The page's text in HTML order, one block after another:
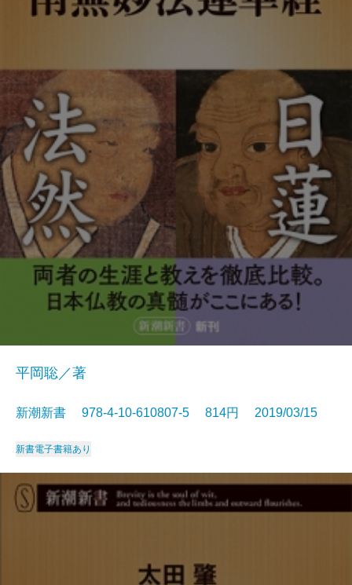
平岡聡／著
新潮新書 978-4-10-610807-5 814円 2019/03/15
新書電子書籍あり